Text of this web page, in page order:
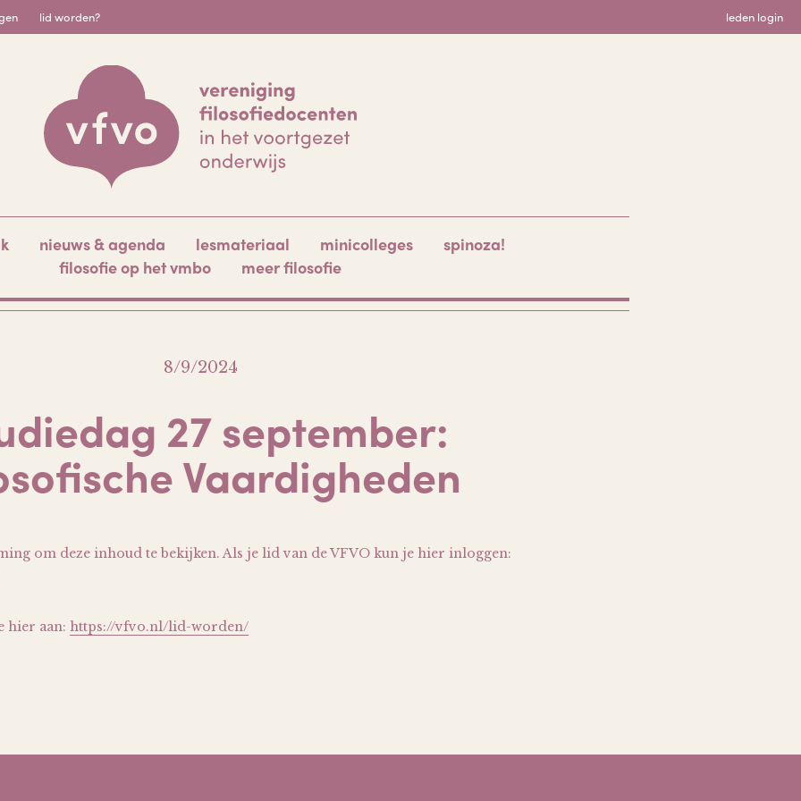
lid worden? leden login
nieuws & agenda lesmateriaal minicolleges
spinoza!
filosofie op het vmbo
meer filosofie
8/9/2024
27 september:
Vaardigheden
om deze inhoud te bekijken. Als je lid van de VFVO kun je hier inloggen:
hier aan: https://vfvo.nl/lid-worden/